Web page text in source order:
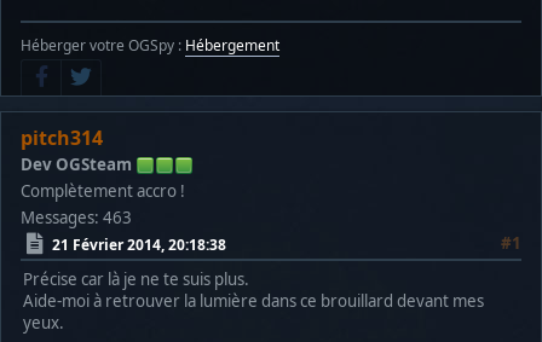
Héberger votre OGSpy : Hébergement
pitch314
Dev OGSteam
Complètement accro !
Messages: 463
21 Février 2014, 20:18:38
#1
Précise car là je ne te suis plus.
Aide-moi à retrouver la lumière dans ce brouillard devant mes
yeux.